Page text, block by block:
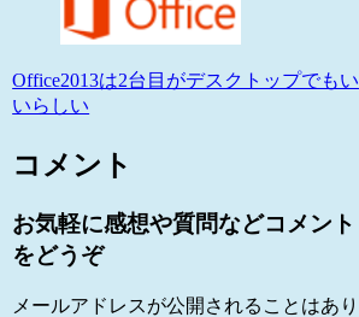
Office2013は2台目がデスクトップでもい
いらしい
コメント
お気軽に感想や質問などコメント
をどうぞ
メールアドレスが公開されることはあり